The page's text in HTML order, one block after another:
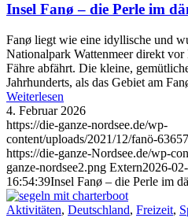
Insel Fanø – die Perle im
Fanø liegt wie eine idyllische und
Nationalpark Wattenmeer direkt
Fähre abfährt. Die kleine,
Jahrhunderts, als das Gebiet am
Weiterlesen
4. Februar 2026
https://die-ganze-nordsee.de/wp-
content/uploads/2021/12/fanö-
https://die-ganze-Nordsee.de/wp-
ganze-nordsee2.png Extern2026-
16:54:39Insel Fanø – die Perle im
Aktivitäten, Deutschland, Freizeit,